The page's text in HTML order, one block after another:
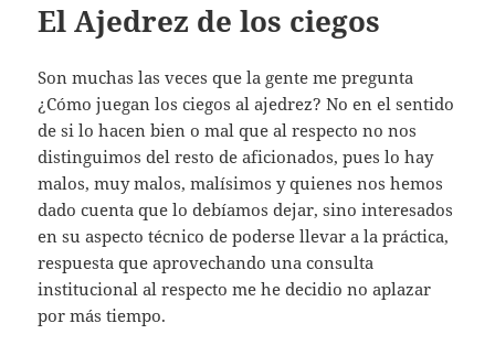
El Ajedrez de los ciegos
Son muchas las veces que la gente me pregunta
¿Cómo juegan los ciegos al ajedrez? No en el sentido
de si lo hacen bien o mal que al respecto no nos
distinguimos del resto de aficionados, pues lo hay
malos, muy malos, malísimos y quienes nos hemos
dado cuenta que lo debíamos dejar, sino interesados
en su aspecto técnico de poderse llevar a la práctica,
respuesta que aprovechando una consulta
institucional al respecto me he decidio no aplazar
por más tiempo.